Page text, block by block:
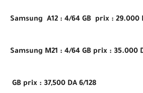
6/128 GB prix : 37,500 DA